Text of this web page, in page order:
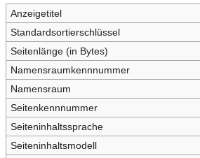
springen
springen
Anzeigetitel
Standardsortierschlüssel
Seitenlänge (in Bytes)
Namensraumkennnummer
Namensraum
Seitenkennnummer
Seiteninhaltssprache
Seiteninhaltsmodell